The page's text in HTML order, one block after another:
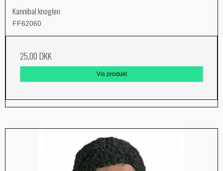
Kannibal knoglen
FF62060
25,00 DKK
Vis produkt